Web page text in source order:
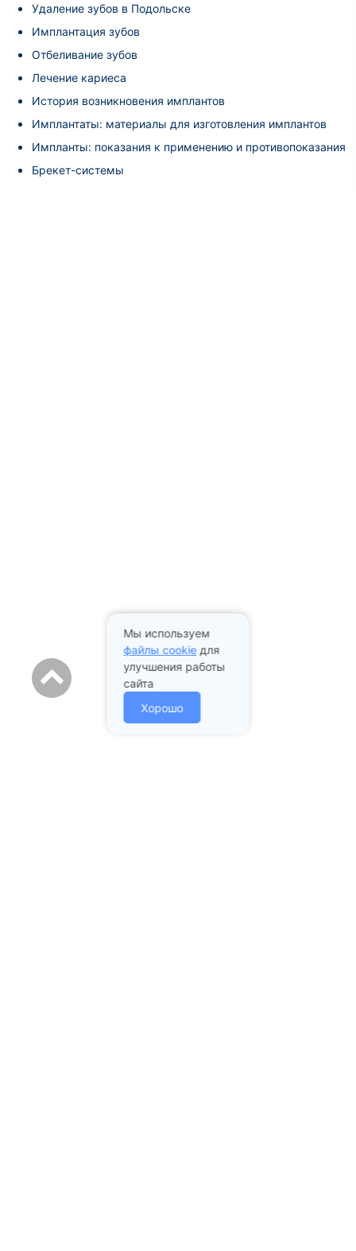
Удаление зубов в Подольске
Имплантация зубов
Отбеливание зубов
Лечение кариеса
История возникновения имплантов
Имплантаты: материалы для изготовления имплантов
Импланты: показания к применению и противопоказания
Брекет-системы
Мы используем
файлы cookieдля
улучшения работы
сайта
Хорошо